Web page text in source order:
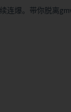
连爆。带你脱离